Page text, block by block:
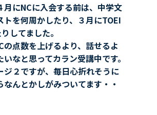
月にNCに入会する前は、中学文
トを何周かしたり、３月にTOEI
してました。
の点数を上げるより、話せるよ
いなと思ってカラン受講中です。
ジ２ですが、毎日心折れそうに
なんとかしがみついてます・・